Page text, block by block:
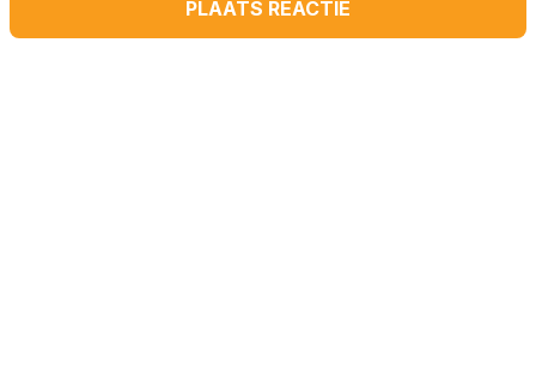
PLAATS REACTIE